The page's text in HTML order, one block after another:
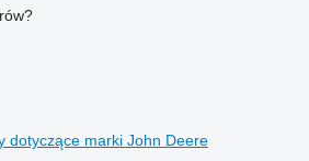
dotyczące marki John Deere